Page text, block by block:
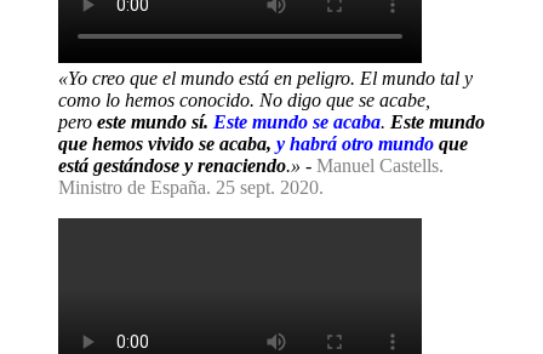
«Yo creo que el mundo está en peligro. El mundo tal y
como lo hemos conocido. No digo que se acabe,
pero este mundo sí. Este mundo se acaba. Este mundo
que hemos vivido se acaba, y habrá otro mundo que
está gestándose y renaciendo.» - Manuel Castells.
Ministro de España. 25 sept. 2020.